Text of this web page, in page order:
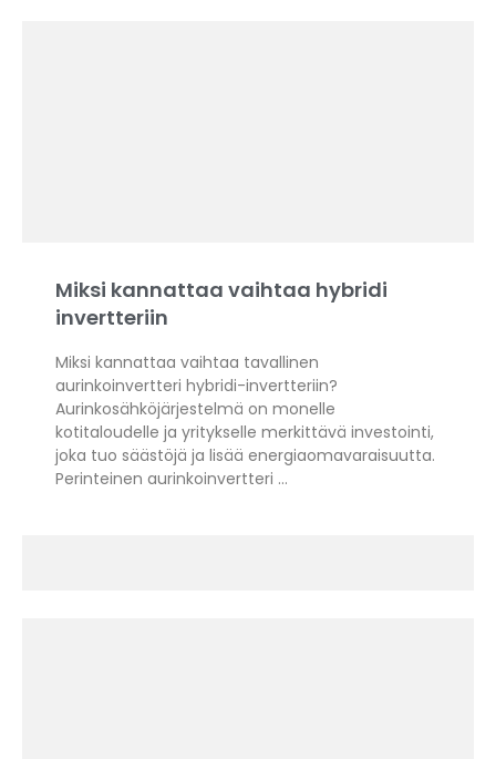
Miksi kannattaa vaihtaa hybridi
invertteriin
Miksi kannattaa vaihtaa tavallinen
aurinkoinvertteri hybridi-invertteriin?
Aurinkosähköjärjestelmä on monelle
kotitaloudelle ja yritykselle merkittävä investointi,
joka tuo säästöjä ja lisää energiaomavaraisuutta.
Perinteinen aurinkoinvertteri …